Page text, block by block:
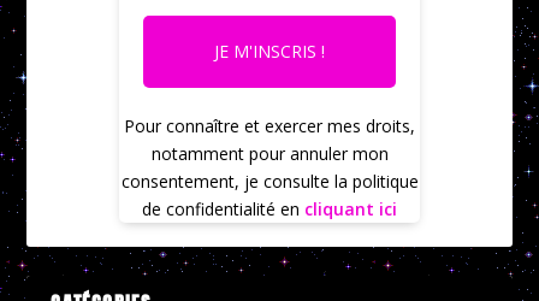
JE M'INSCRIS !
Pour connaître et exercer mes droits,
notamment pour annuler mon
consentement, je consulte la politique
de confidentialité en cliquant ici